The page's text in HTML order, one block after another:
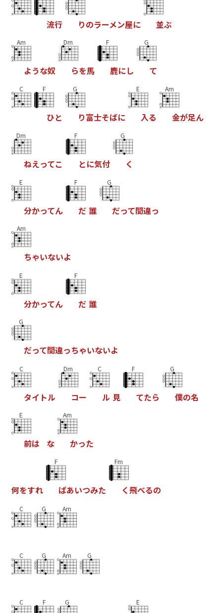
流行 りのラーメン屋に 並ぶ
Am
ような奴
Dm
らを馬
F
鹿にし
G
て
C F
ひと
G
り富士そばに
E
入る
Am
金が足ん
Dm
ねえってこ
F
とに気付
G
く
E
分かってん
F
だ 誰
G
だって間違っ
Am
ちゃいないよ
E
分かってん
F
だ 誰
G
だって間違っちゃいないよ
C
タイ トル
Dm
コー
C
ル 見
F
てたら
G
僕の名
E
前は な
Am
かった
何をすれ
F
ばあいつみた
Fm
く飛べるの
C G Am
C G Am G
C F G E